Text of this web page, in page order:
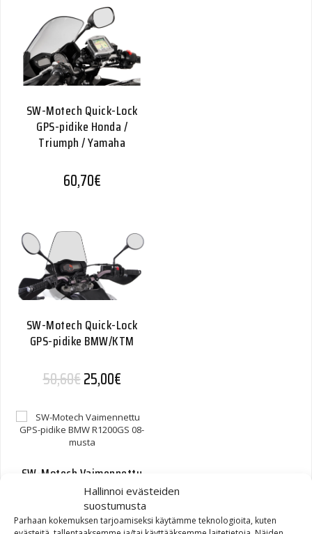
Hallinnoi evästeiden
suostumusta
Parhaan kokemuksen tarjoamiseksi käytämme teknologioita, kuten
SW-Motech Quick-Lock
GPS-pidike Honda /
Triumph / Yamaha
60,70€
SW-Motech Quick-Lock
GPS-pidike BMW/KTM
50,60€Alkuperäinen hinta oli: 50,60€.
25,00€Nykyinen hinta on: 25,00€.
SW-Motech Vaimennettu
GPS-pidike BMW R1200GS
08- musta